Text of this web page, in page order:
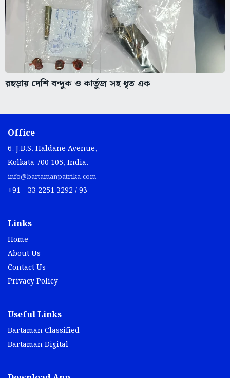
রহড়ায় দেশি বন্দুক ও কার্তুজ সহ ধৃত এক
Office
6, J.B.S. Haldane Avenue,
Kolkata 700 105, India.
info@bartamanpatrika.com
+91 - 33 2251 3292 / 93
Links
Home
About Us
Contact Us
Privacy Policy
Useful Links
Bartaman Classified
Bartaman Digital